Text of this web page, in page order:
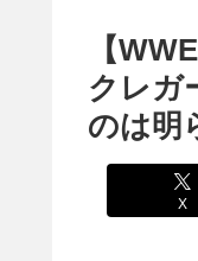
【
クレガ
のは明
X